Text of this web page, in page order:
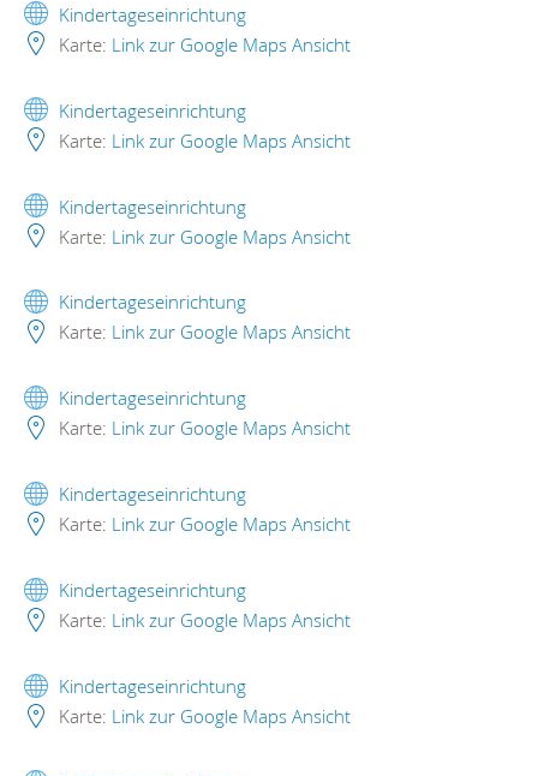
Kindertageseinrichtung
Karte: Link zur Google Maps Ansicht
Kindertageseinrichtung
Karte: Link zur Google Maps Ansicht
Kindertageseinrichtung
Karte: Link zur Google Maps Ansicht
Kindertageseinrichtung
Karte: Link zur Google Maps Ansicht
Kindertageseinrichtung
Karte: Link zur Google Maps Ansicht
Kindertageseinrichtung
Karte: Link zur Google Maps Ansicht
Kindertageseinrichtung
Karte: Link zur Google Maps Ansicht
Kindertageseinrichtung
Karte: Link zur Google Maps Ansicht